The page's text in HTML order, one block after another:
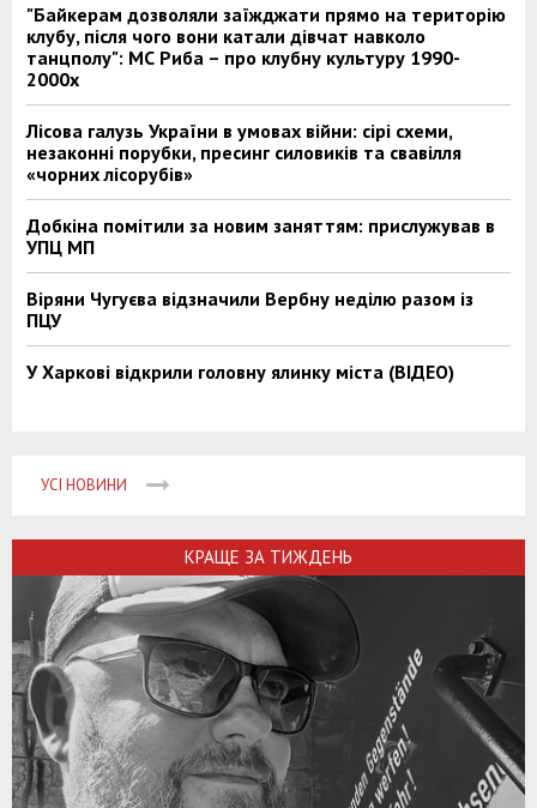
"Байкерам дозволяли заїжджати прямо на територію
клубу, після чого вони катали дівчат навколо
танцполу": МС Риба – про клубну культуру 1990-
2000х
Лісова галузь України в умовах війни: сірі схеми,
незаконні порубки, пресинг силовиків та свавілля
«чорних лісорубів»
Добкіна помітили за новим заняттям: прислужував в
УПЦ МП
Віряни Чугуєва відзначили Вербну неділю разом із
ПЦУ
У Харкові відкрили головну ялинку міста (ВІДЕО)
УСІ НОВИНИ
КРАЩЕ ЗА ТИЖДЕНЬ